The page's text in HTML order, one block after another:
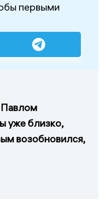
первыми
Павлом
уже близко,
возобновился,